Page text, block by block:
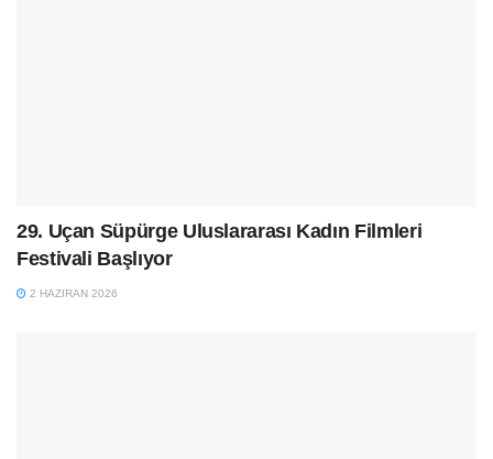
29. Uçan Süpürge Uluslararası Kadın Filmleri
Festivali Başlıyor
2 HAZIRAN 2026